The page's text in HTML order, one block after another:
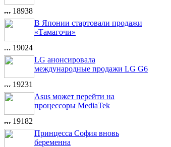
18938
В Японии стартовали продажи
«Тамагочи»
19024
LG анонсировала
международные продажи LG G6
19231
Asus может перейти на
процессоры MediaTek
19182
Принцесса София вновь
беременна